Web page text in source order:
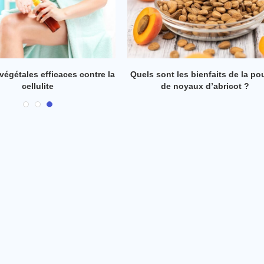
La réflexologie plantaire : une
solution contre la cellulite ?
Le Gua Sha : que
nouvelle méthode